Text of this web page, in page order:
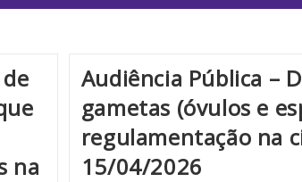
na
Audiência Pública –
gametas (óvulos e
regulamentação na
15/04/2026